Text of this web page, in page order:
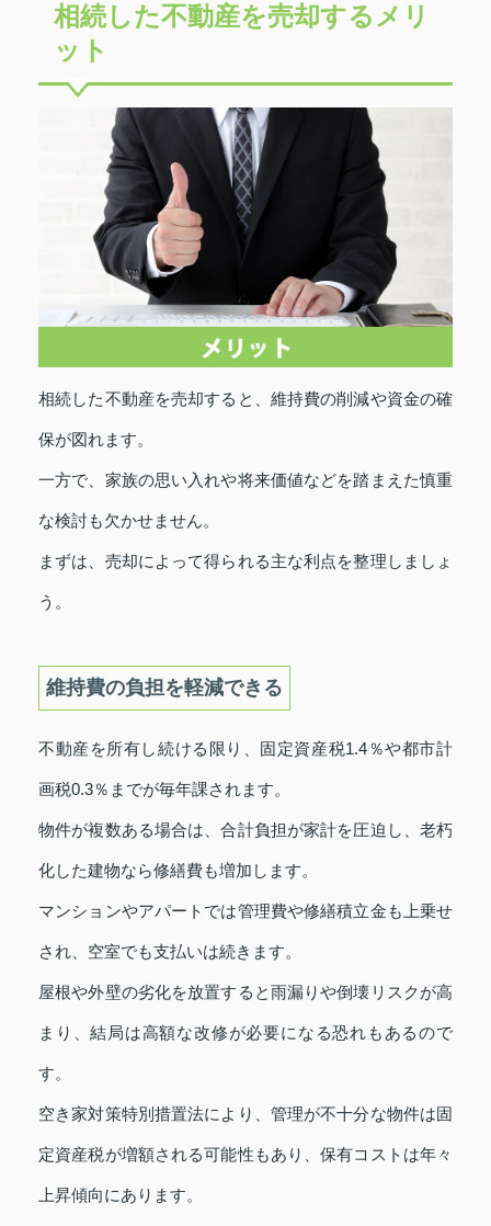
相続した不動産を売却するメリ
ット
相続した不動産を売却すると、維持費の削減や資金の確
保が図れます。
一方で、家族の思い入れや将来価値などを踏まえた慎重
な検討も欠かせません。
まずは、売却によって得られる主な利点を整理しましょ
う。
維持費の負担を軽減できる
不動産を所有し続ける限り、固定資産税1.4％や都市計
画税0.3％までが毎年課されます。
物件が複数ある場合は、合計負担が家計を圧迫し、老朽
化した建物なら修繕費も増加します。
マンションやアパートでは管理費や修繕積立金も上乗せ
され、空室でも支払いは続きます。
屋根や外壁の劣化を放置すると雨漏りや倒壊リスクが高
まり、結局は高額な改修が必要になる恐れもあるので
す。
空き家対策特別措置法により、管理が不十分な物件は固
定資産税が増額される可能性もあり、保有コストは年々
上昇傾向にあります。